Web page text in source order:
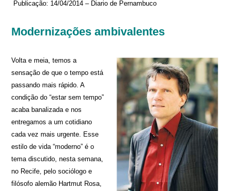
Publicação: 14/04/2014 – Diario de Pernambuco
Modernizações ambivalentes
Volta e meia, temos a
sensação de que o tempo está
passando mais rápido. A
condição do “estar sem tempo”
acaba banalizada e nos
entregamos a um cotidiano
cada vez mais urgente. Esse
estilo de vida “moderno” é o
tema discutido, nesta semana,
no Recife, pelo sociólogo e
filósofo alemão Hartmut Rosa,